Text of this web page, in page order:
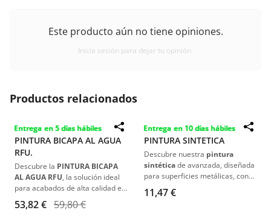
Este producto aún no tiene opiniones.
Inicia sesión para dejar tu opinión.
Productos relacionados
Destacado
Entrega en 5 días hábiles
PINTURA BICAPA AL AGUA
RFU.
Descubre la PINTURA BICAPA
AL AGUA RFU, la solución ideal
para acabados de alta calidad en
el sector automotriz e industrial.
Disponible entodos los RALs,
53,82 € 59,80 €
Destacado
Entrega en 10 días hábiles
PINTURA SINTETICA
Descubre nuestra pintura
sintéticade avanzada, diseñada
para superficies metálicas, con
mezcla óptima de 1:15% con
disolvente sintético
11,47 €